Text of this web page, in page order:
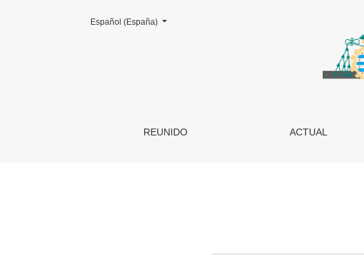
Restaurar contraseña
REUNIDO ACTUAL
Cambiar el idioma. El actual es:
Español (España)